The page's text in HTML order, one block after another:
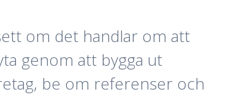
om det handlar om att
genom att bygga ut
be om referenser och